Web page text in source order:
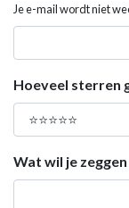
Je e-mail wordt niet
Hoeveel sterren
Wat wil je